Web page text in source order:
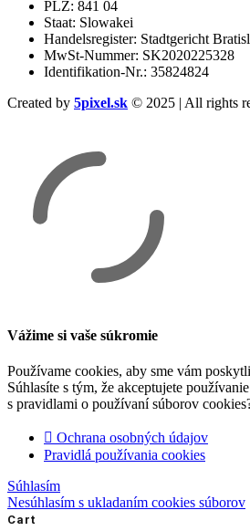
PLZ: 841 04
Staat: Slowakei
Handelsregister: Stadtgericht
MwSt-Nummer: SK2020225328
Identifikation-Nr.: 35824824
Created by 5pixel.sk © 2025 | All rights
Vážime si vaše súkromie
Používame cookies, aby sme vám
Súhlasíte s tým, že akceptujete
s pravidlami o používaní súborov
Ochrana osobných údajov
Pravidlá používania cookies
Súhlasím
Nesúhlasím s ukladaním cookies súborov
Cart